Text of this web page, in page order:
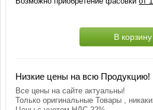
В корзину
Низкие цены на всю Продукцию!
Все цены на сайте актуальны!
Только оригинальные Товары ,